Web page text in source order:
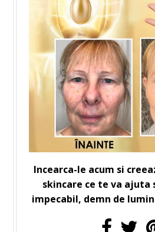
Incearca-le acum si
skincare ce te va ajuta
impecabil, demn de